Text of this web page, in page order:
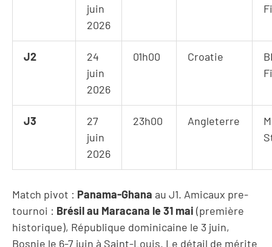
juin
2026
J2
24
juin
2026
01h00 Croatie
J3
27
juin
2026
23h00 Angleterre
Match pivot : Panama-Ghana au J1. Amicaux pre-
tournoi : Brésil au Maracana le 31 mai (première
historique), République dominicaine le 3 juin,
Bosnie le 6-7 juin à Saint-Louis. Le détail de mérite